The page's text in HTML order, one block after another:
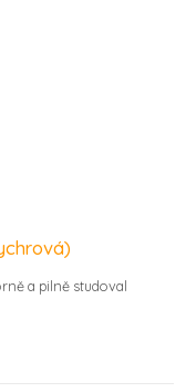
a pilně studoval